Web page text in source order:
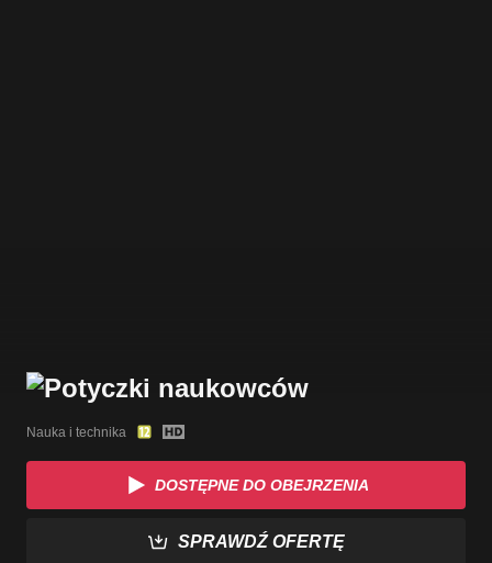
Nauka i technika
DOSTĘPNE DO OBEJRZENIA
SPRAWDŹ OFERTĘ